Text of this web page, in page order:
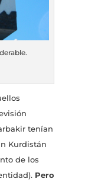
tenían
Kurdistán
de los
Pero